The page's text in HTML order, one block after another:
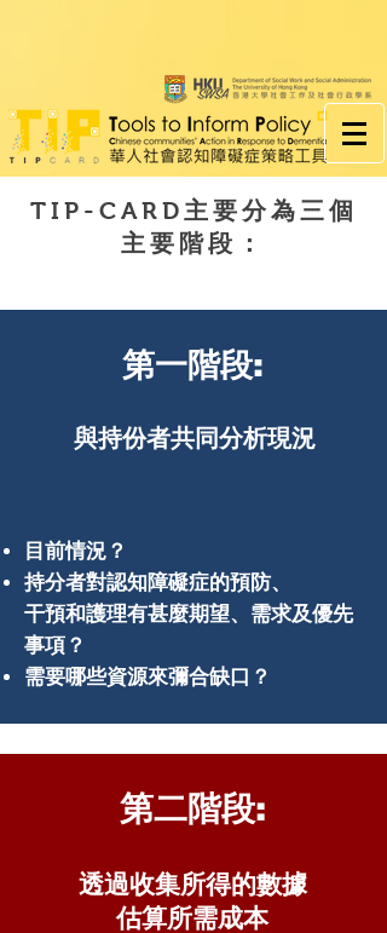
TIP-CARD 主要分為三個
主要階段：
第一階段:
與持份者共同分析現況
目前情況？
持分者對認知障礙症的預防、
干預和護理有甚麼期望、需求及優先
事項？
需要哪些資源來彌合缺口？
第二階段:
透過收集所得的數據
估算所需成本